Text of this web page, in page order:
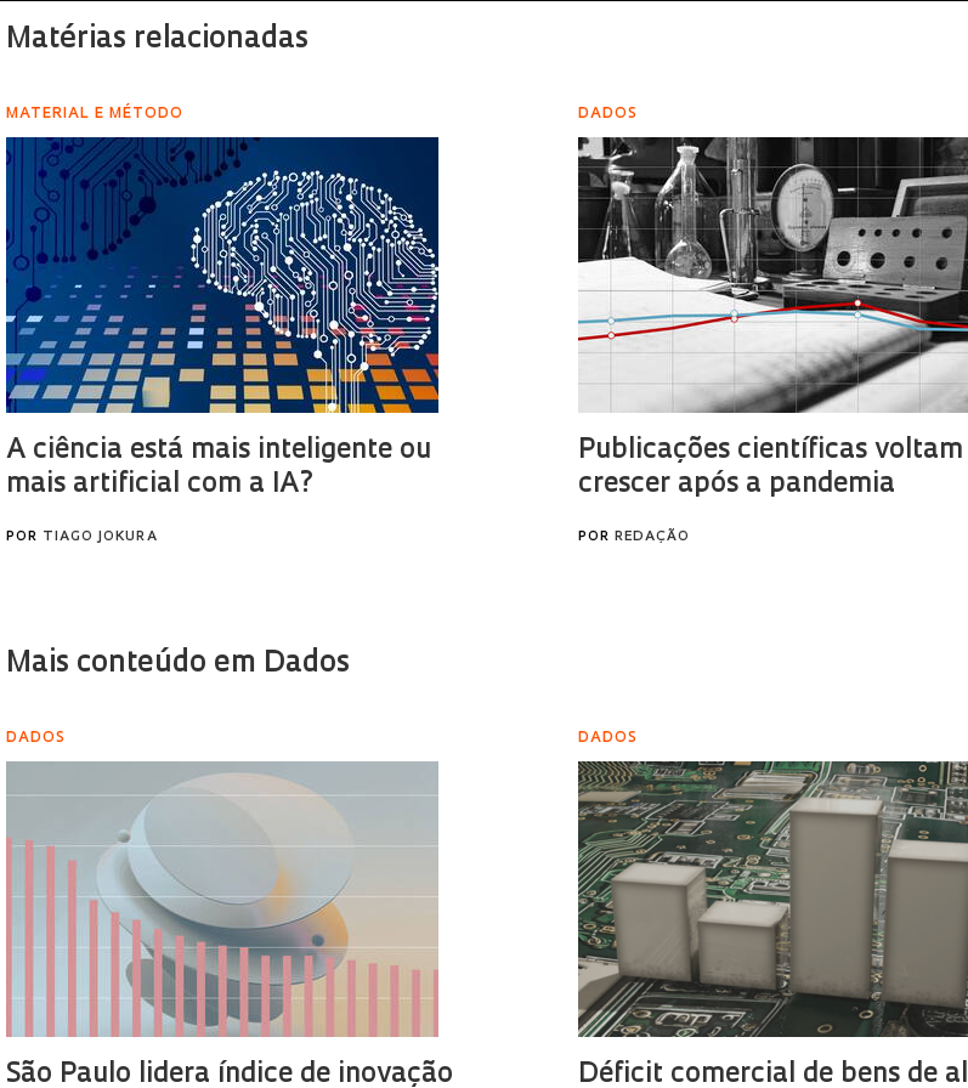
Matérias relacionadas
MATERIAL E MÉTODO
A ciência está mais inteligente ou
mais artificial com a IA?
POR TIAGO JOKURA
DADOS
Publicações científicas voltam
crescer após a pandemia
POR REDAÇÃO
Mais conteúdo em Dados
DADOS
São Paulo lidera índice de inovação
DADOS
Déficit comercial de bens de